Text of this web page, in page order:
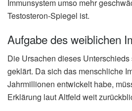
Immunsystem umso mehr
Testosteron-Spiegel ist.
Aufgabe des weiblichen
Die Ursachen dieses
geklärt. Da sich das menschliche
Jahrmillionen entwickelt habe,
Erklärung laut Altfeld weit